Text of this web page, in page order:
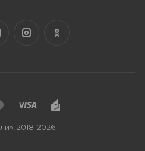
2018-2026